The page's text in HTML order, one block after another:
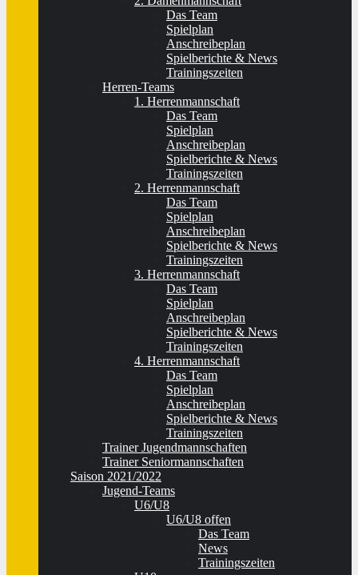
Das Team
Spielplan
Anschreibeplan
Spielberichte & News
Trainingszeiten
Herren-Teams
1. Herrenmannschaft
Das Team
Spielplan
Anschreibeplan
Spielberichte & News
Trainingszeiten
2. Herrenmannschaft
Das Team
Spielplan
Anschreibeplan
Spielberichte & News
Trainingszeiten
3. Herrenmannschaft
Das Team
Spielplan
Anschreibeplan
Spielberichte & News
Trainingszeiten
4. Herrenmannschaft
Das Team
Spielplan
Anschreibeplan
Spielberichte & News
Trainingszeiten
Trainer Jugendmannschaften
Trainer Seniormannschaften
Saison 2021/2022
Jugend-Teams
U6/U8
U6/U8 offen
Das Team
News
Trainingszeiten